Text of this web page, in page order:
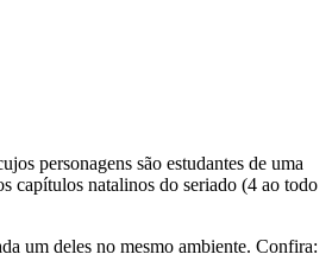
personagens são estudantes de uma
capítulos natalinos do seriado (4 ao todo
um deles no mesmo ambiente. Confira: